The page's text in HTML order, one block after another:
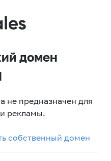
домен
не предназначен для
рекламы.
собственный домен